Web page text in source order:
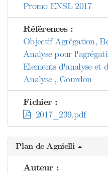
Promo ENSL 2017
Références :
Objectif Agrégation,
Analyse pour
Elements d'analyse et
Analyse , Gourdon
Fichier :
2017_239.pdf
Plan de Agnielli
Auteur :